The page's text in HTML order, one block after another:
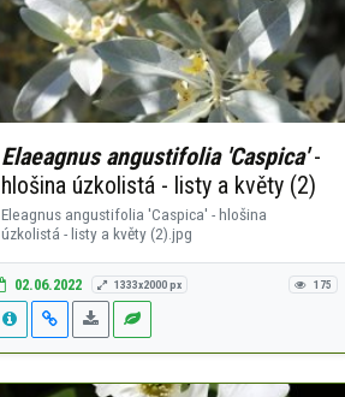
Elaeagnus angustifolia 'Caspica'-
hlošina úzkolistá - listy a květy (2)
Eleagnus angustifolia 'Caspica' - hlošina
úzkolistá - listy a květy (2).jpg
02.06.2022 1333x2000 px 175